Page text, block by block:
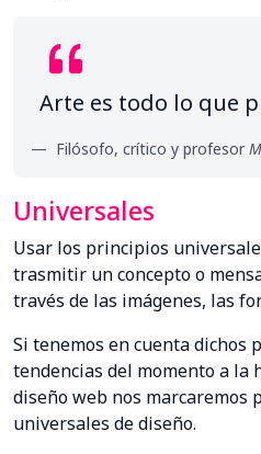
Arte es todo lo que
Filósofo, crítico y profesor
Universales
Usar los principios
trasmitir un concepto o
través de las imágenes, las
Si tenemos en cuenta dichos
tendencias del momento a la
diseño web nos marcaremos
universales de diseño.